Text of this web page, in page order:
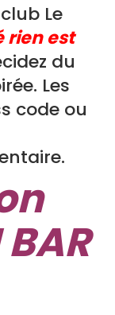
Le
rien est
du
Les
code ou